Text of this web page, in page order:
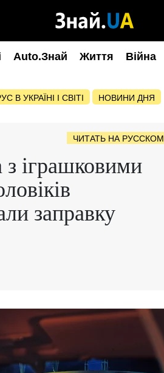
Auto.Знай Життя Війна
В УКРАЇНІ І СВІТІ НОВИНИ ДНЯ
ЧИТАТЬ НА РУССКОМ
іграшковими
заправку